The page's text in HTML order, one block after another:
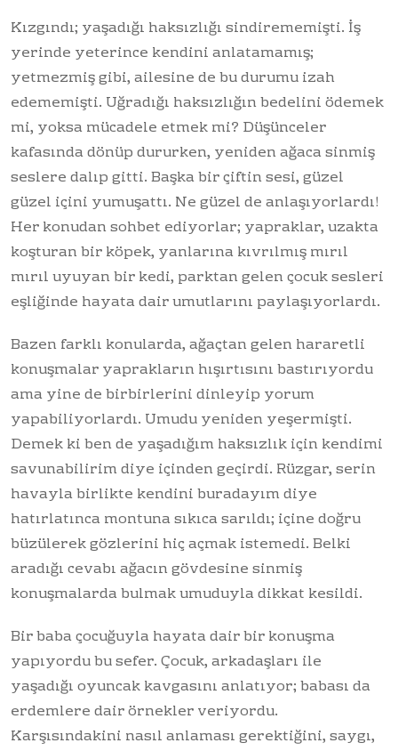
Kızgındı; yaşadığı haksızlığı sindirememişti. İş
yerinde yeterince kendini anlatamamış;
yetmezmiş gibi, ailesine de bu durumu izah
edememişti. Uğradığı haksızlığın bedelini ödemek
mi, yoksa mücadele etmek mi? Düşünceler
kafasında dönüp dururken, yeniden ağaca sinmiş
seslere dalıp gitti. Başka bir çiftin sesi, güzel
güzel içini yumuşattı. Ne güzel de anlaşıyorlardı!
Her konudan sohbet ediyorlar; yapraklar, uzakta
koşturan bir köpek, yanlarına kıvrılmış mırıl
mırıl uyuyan bir kedi, parktan gelen çocuk sesleri
eşliğinde hayata dair umutlarını paylaşıyorlardı.
Bazen farklı konularda, ağaçtan gelen hararetli
konuşmalar yaprakların hışırtısını bastırıyordu
ama yine de birbirlerini dinleyip yorum
yapabiliyorlardı. Umudu yeniden yeşermişti.
Demek ki ben de yaşadığım haksızlık için kendimi
savunabilirim diye içinden geçirdi. Rüzgar, serin
havayla birlikte kendini buradayım diye
hatırlatınca montuna sıkıca sarıldı; içine doğru
büzülerek gözlerini hiç açmak istemedi. Belki
aradığı cevabı ağacın gövdesine sinmiş
konuşmalarda bulmak umuduyla dikkat kesildi.
Bir baba çocuğuyla hayata dair bir konuşma
yapıyordu bu sefer. Çocuk, arkadaşları ile
yaşadığı oyuncak kavgasını anlatıyor; babası da
erdemlere dair örnekler veriyordu.
Karşısındakini nasıl anlaması gerektiğini, saygı,